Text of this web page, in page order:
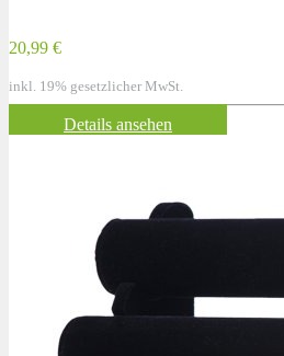
20,99 €
inkl. 19% gesetzlicher MwSt.
Details ansehen